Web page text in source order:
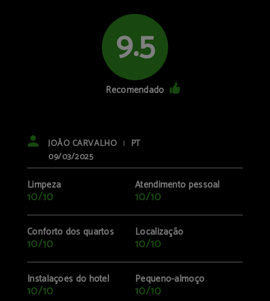
9.5
Recomendado
JOÃO CARVALHO |
PT
09/03/2025
Limpeza
10/10
Atendimento pessoal
10/10
Conforto dos quartos
10/10
Localização
10/10
Instalações do hotel
10/10
Pequeno-almoço
10/10